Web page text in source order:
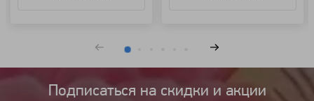
Подписаться на cкидки и акции